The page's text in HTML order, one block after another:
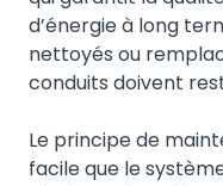
d’énergie à long
nettoyés ou
conduits doivent
Le principe de
facile que le